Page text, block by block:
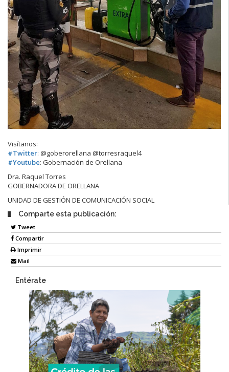
Visítanos:
#Twitter: @goberorellana @torresraquel4
#Youtube: Gobernación de Orellana
Dra. Raquel Torres
GOBERNADORA DE ORELLANA
UNIDAD DE GESTIÓN DE COMUNICACIÓN SOCIAL
Comparte esta publicación:
Tweet
Compartir
Imprimir
Mail
Entérate